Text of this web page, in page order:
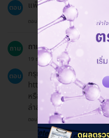
ตอบ แพ็กเกจนี้เหมาะสำหรับผู้
ตอบโดยทีมงาน HD
ถาม ถามว่าฉันสามารถใช้รหัส
19 ธ.ค. 2024
ตอบ
กรุณาตรวจสอบที่หน้าสิทธิ
https://hdmall.co.th/c/
หรือสอบถามแอดมินผ่านแ
ล่าสุด
ตอบโดยทีมงาน HD